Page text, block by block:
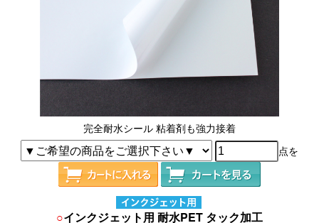
完全耐水シール 粘着剤も強力接着
点を
○インクジェット用 耐水PET タック加工